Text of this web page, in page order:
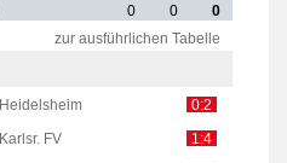
0 0
0
zur ausführlichen Tabelle
Heidelsheim
0:2
Karlsr. FV
1:4